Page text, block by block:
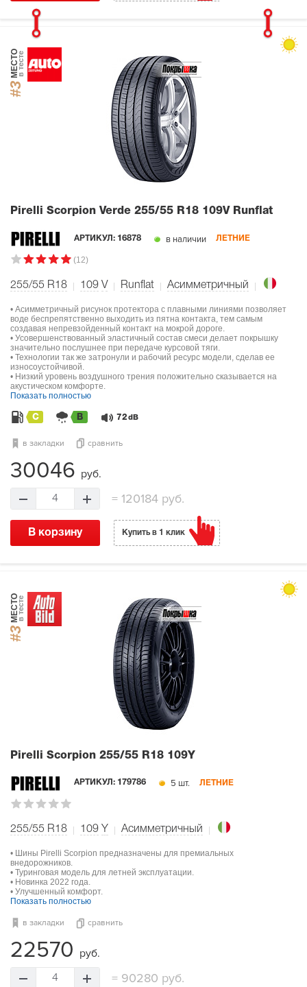
#3
МЕСТОв тесте
Pirelli Scorpion Verde 255/55 R18 109V Runflat
АРТИКУЛ: 16878 в наличии ЛЕТНИЕ
(12)
255/55 R18 109 V Runflat Асимметричный
• Асимметричный рисунок протектора с плавными линиями позволяет
воде беспрепятственно выходить из пятна контакта, тем самым
создавая непревзойденный контакт на мокрой дороге.
• Усовершенствованный эластичный состав смеси делает покрышку
значительно послушнее при передаче курсовой тяги.
• Технологии так же затронули и рабочий ресурс модели, сделав ее
износоустойчивой.
• Низкий уровень воздушного трения положительно сказывается на
акустическом комфорте.
Показать полностью
C B 72 dB
в закладки сравнить
30046 руб.
4 =120184 руб.
В корзину Купить в 1 клик
#3
МЕСТОв тесте
Pirelli Scorpion 255/55 R18 109Y
АРТИКУЛ: 179786 5 шт. ЛЕТНИЕ
255/55 R18 109 Y Асимметричный
• Шины Pirelli Scorpion предназначены для премиальных
внедорожников.
• Туринговая модель для летней эксплуатации.
• Новинка 2022 года.
• Улучшенный комфорт.
Показать полностью
в закладки сравнить
22570 руб.
4 =90280 руб.